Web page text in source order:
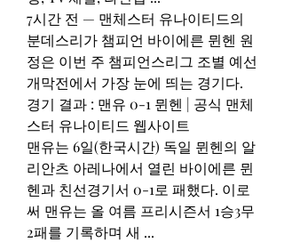
7시간 전 — 맨체스터 유나이티드의
분데스리가 챔피언 바이에른 뮌헨 원
정은 이번 주 챔피언스리그 조별 예선
개막전에서 가장 눈에 띄는 경기다.
경기 결과 : 맨유 0-1 뮌헨 | 공식 맨체
스터 유나이티드 웹사이트
맨유는 6일(한국시간) 독일 뮌헨의 알
리안츠 아레나에서 열린 바이에른 뮌
헨과 친선경기서 0-1로 패했다. 이로
써 맨유는 올 여름 프리시즌서 1승3무
2패를 기록하며 새 ...